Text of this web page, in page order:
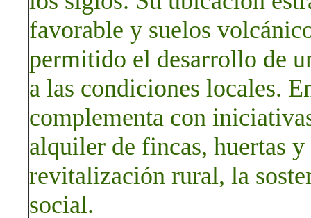
favorable y suelos
permitido el desarrollo de
a las condiciones locales.
complementa con
alquiler de fincas, huertas
revitalización rural, la
social.